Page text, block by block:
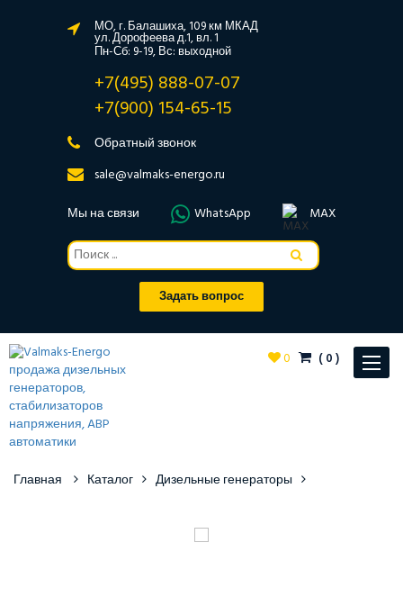
МО, г. Балашиха, 109 км МКАД
ул. Дорофеева д.1, вл. 1
Пн-Сб: 9-19, Вс: выходной
+7(495) 888-07-07
+7(900) 154-65-15
Обратный звонок
sale@valmaks-energo.ru
Мы на связи
WhatsApp MAX
Задать вопрос
Toggle
0 (0)
Главная Каталог Дизельные генераторы